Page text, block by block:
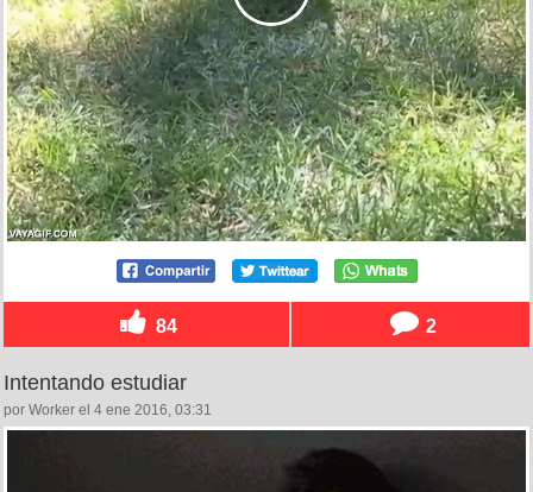
84 2
Intentando estudiar
por Worker el 4 ene 2016, 03:31